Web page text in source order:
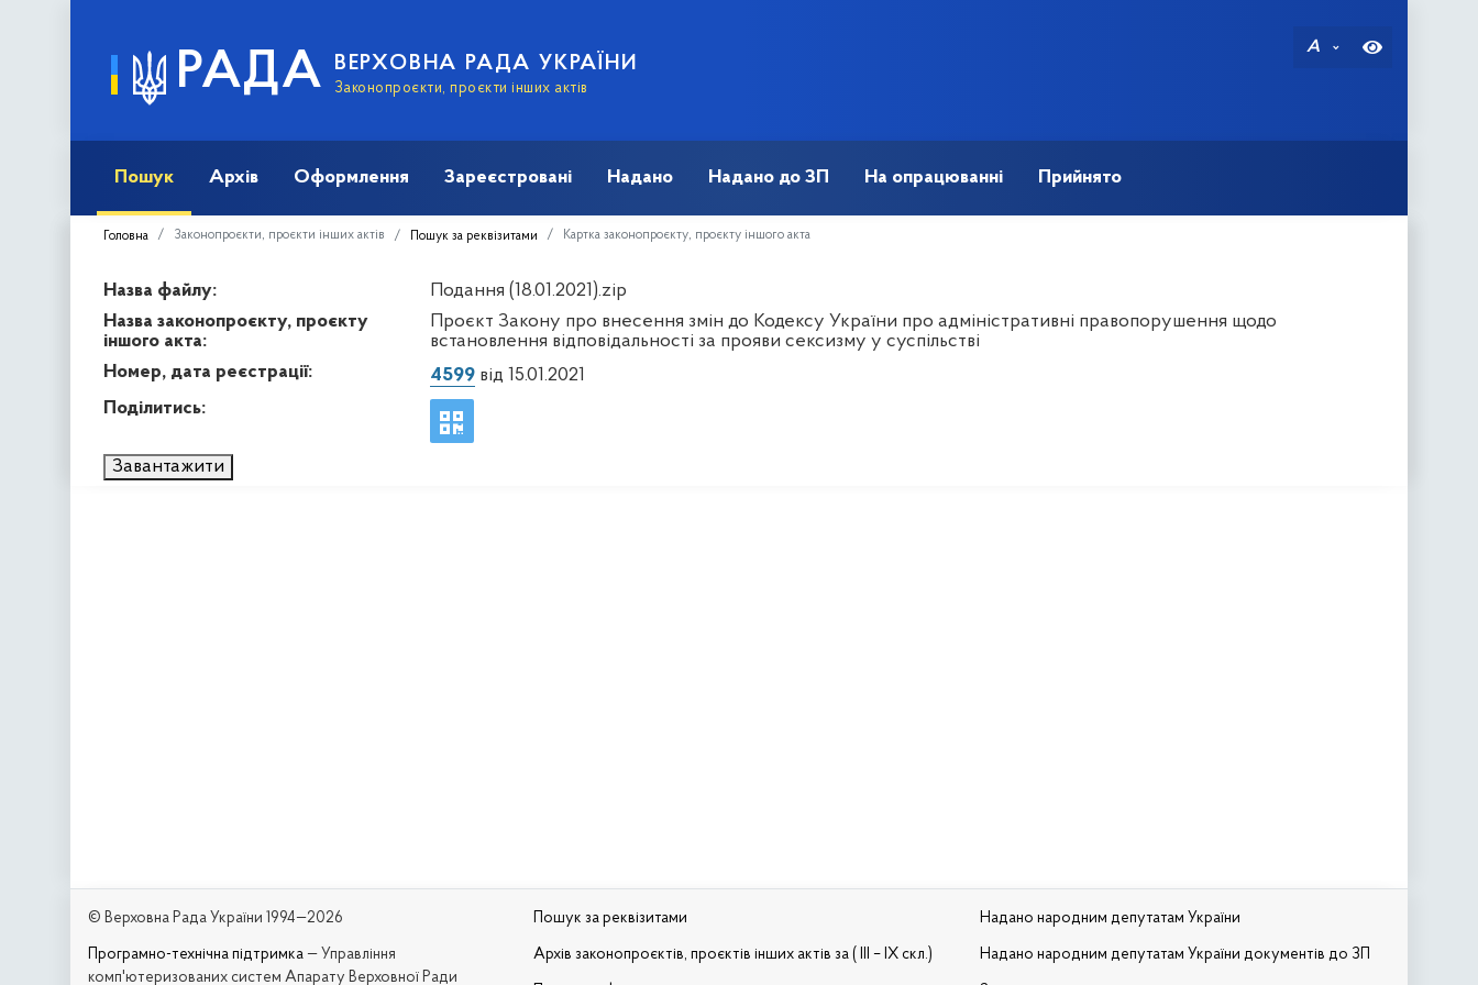
РАДА ВЕРХОВНА РАДА УКРАЇНИ
Законопроєкти, проєкти інших актів
A
Пошук Архів Оформлення Зареєстровані Надано Надано до ЗП На опрацюванні Прийнято
Головна Законопроєкти, проєкти інших актів Пошук за реквізитами Картка законопроєкту, проєкту іншого акта
Назва файлу:
Подання (18.01.2021).zip
Назва законопроєкту, проєкту
іншого акта:
Проєкт Закону про внесення змін до Кодексу України про адміністративні правопорушення щодо
встановлення відповідальності за прояви сексизму у суспільстві
Номер, дата реєстрації:
4599від 15.01.2021
Поділитись:
Завантажити
© Верховна Рада України 1994—2026
Програмно-технічна підтримка — Управління
комп'ютеризованих систем Апарату Верховної Ради
Пошук за реквізитами
Архів законопроєктів, проєктів інших актів за ( III – IX скл.)
Надано народним депутатам України
Надано народним депутатам України документів до ЗП